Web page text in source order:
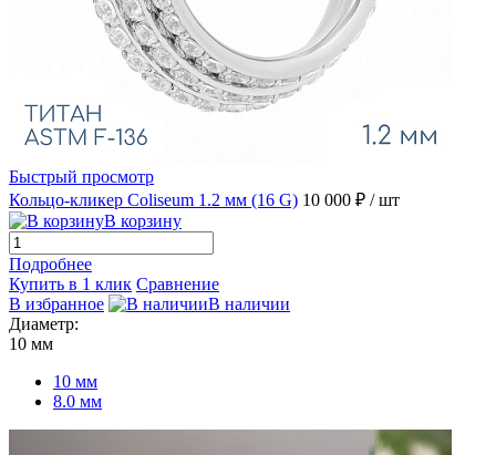
Быстрый просмотр
Кольцо-кликер Coliseum 1.2 мм (16 G) 10 000 ₽ / шт
В корзину
Подробнее
Купить в 1 клик Сравнение
В избранное
В наличии
Диаметр:
10 мм
10 мм
8.0 мм